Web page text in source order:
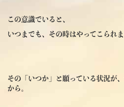
この意識でいると、
いつまでも、その時はやってこられま
その「いつか」と願っている状況が
から。